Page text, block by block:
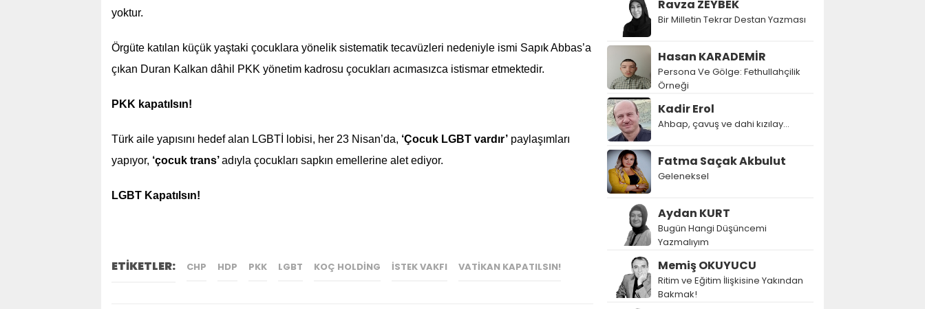
yoktur.
Örgüte katılan küçük yaştaki çocuklara yönelik sistematik tecavüzleri nedeniyle ismi Sapık Abbas’a
çıkan Duran Kalkan dâhil PKK yönetim kadrosu çocukları acımasızca istismar etmektedir.
PKK kapatılsın!
Türk aile yapısını hedef alan LGBTİ lobisi, her 23 Nisan’da, ‘Çocuk LGBT vardır’ paylaşımları
yapıyor, ‘çocuk trans’adıyla çocukları sapkın emellerine alet ediyor.
LGBT Kapatılsın!
ETİKETLER: CHP HDP PKK LGBT KOÇ HOLDING İSTEK VAKFI VATIKAN KAPATILSIN!
Ravza ZEYBEK
Bir Milletin Tekrar Destan Yazması
Hasan KARADEMİR
Persona Ve Gölge: Fethullahçilik
Örneği
Kadir Erol
Ahbap, çavuş ve dahi kızılay...
Fatma Saçak Akbulut
Geleneksel
Aydan KURT
Bugün Hangi Düşüncemi
Yazmalıyım
Memiş OKUYUCU
Ritim ve Eğitim İlişkisine Yakından
Bakmak!